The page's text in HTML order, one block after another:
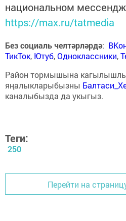
национальном
https://max.ru/tatmedia
Без социаль челтәрләрдә:
ТикТок, Ютуб,Одноклассники,
Район тормышына
яңалыкларыбызны
каналыбызда да укыгыз.
Теги:
250
Перейти на